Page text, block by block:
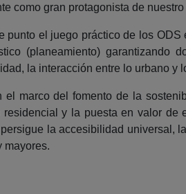
como gran protagonista de
punto el juego práctico de los
(planeamiento)
la interacción entre lo urbano y
el marco del fomento de la
residencial y la puesta en valor de
la accesibilidad universal,
mayores.